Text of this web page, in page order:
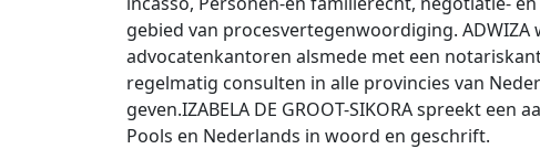
gebied van procesvertegenwoordiging.
advocatenkantoren alsmede met een
regelmatig consulten in alle provincies van
geven.IZABELA DE GROOT-SIKORA spreekt
Pools en Nederlands in woord en geschrift.